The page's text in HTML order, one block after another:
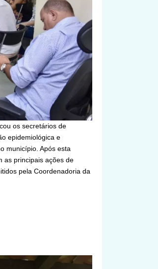
os secretários de
epidemiológica e
município. Após esta
as principais ações de
pela Coordenadoria da